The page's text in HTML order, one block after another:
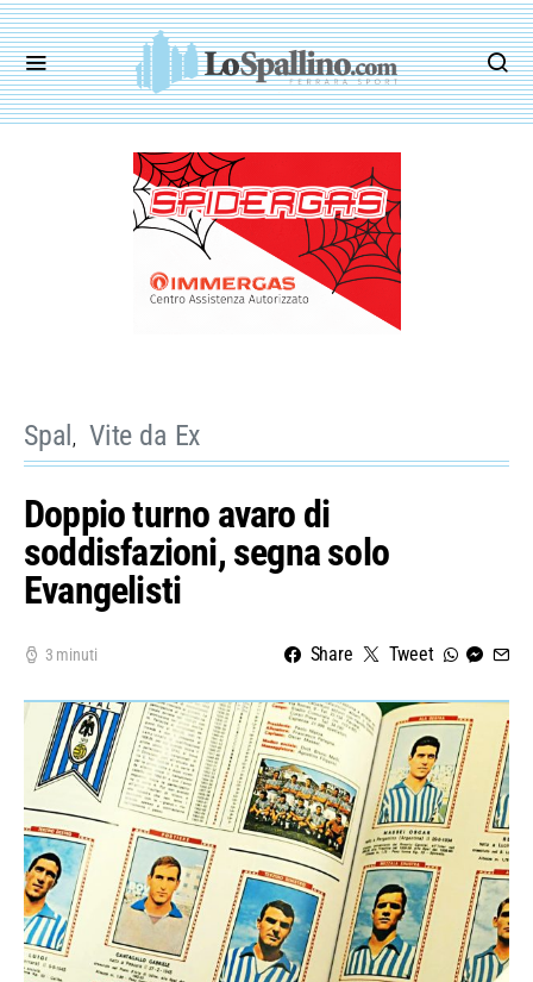
Spal Vite da Ex
Doppio turno avaro di
soddisfazioni, segna solo
Evangelisti
3 minuti Share Tweet